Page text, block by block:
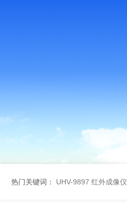
热门关键词： UHV-9897 红外成像仪